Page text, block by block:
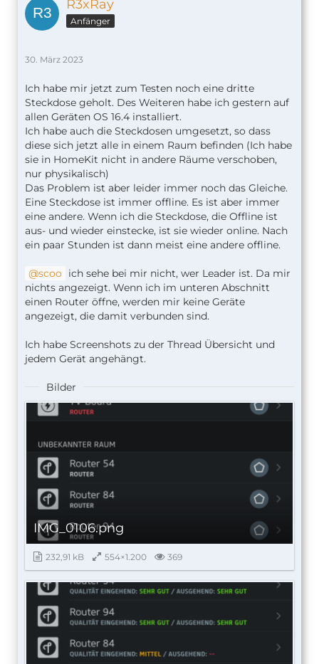
R3xRay
Anfänger
30. März 2023
Ich habe mir jetzt zum Testen noch eine dritte
Steckdose geholt. Des Weiteren habe ich gestern auf
allen Geräten OS 16.4 installiert.
Ich habe auch die Steckdosen umgesetzt, so dass
diese sich jetzt alle in einem Raum befinden (Ich habe
sie in HomeKit nicht in andere Räume verschoben,
nur physikalisch)
Das Problem ist aber leider immer noch das Gleiche.
Eine Steckdose ist immer offline. Es ist aber immer
eine andere. Wenn ich die Steckdose, die Offline ist
aus- und wieder einstecke, ist sie wieder online. Nach
ein paar Stunden ist dann meist eine andere offline.
scoo ich sehe bei mir nicht, wer Leader ist. Da mir
nichts angezeigt. Wenn ich im unteren Abschnitt
einen Router öffne, werden mir keine Geräte
angezeigt, die damit verbunden sind.
Ich habe Screenshots zu der Thread Übersicht und
jedem Gerät angehängt.
Bilder
IMG_0106.png
232,91 kB 554×1.200 369